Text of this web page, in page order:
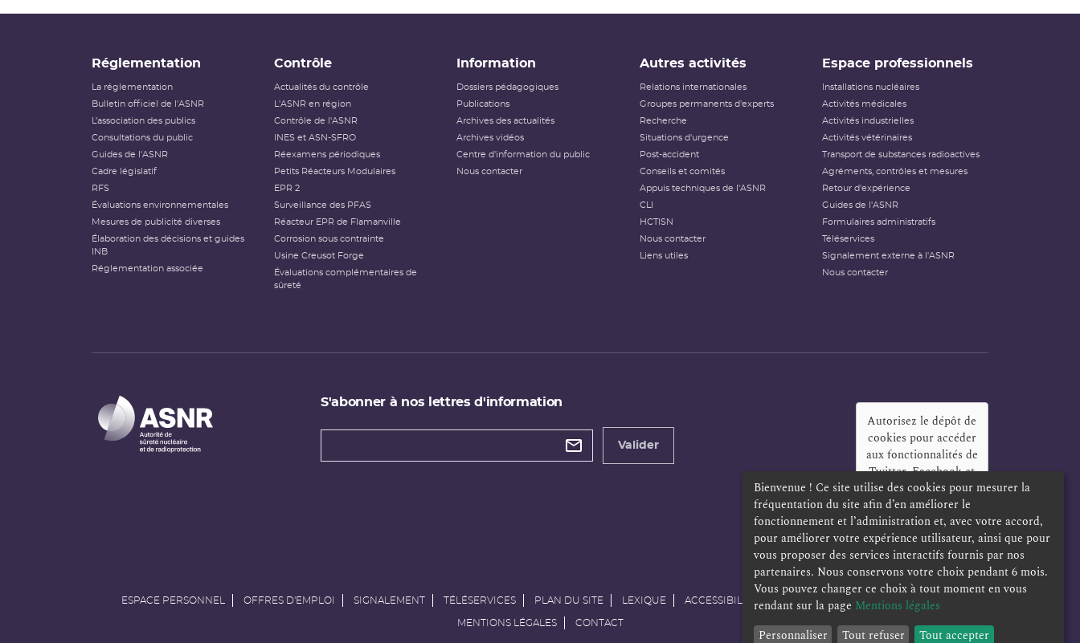
Réglementation
La réglementation
Bulletin officiel de l'ASNR
L’association des publics
Consultations du public
Guides de l'ASNR
Cadre législatif
RFS
Évaluations environnementales
Mesures de publicité diverses
Élaboration des décisions et guides
INB
Réglementation associée
Contrôle
Actualités du contrôle
L'ASNR en région
Contrôle de l'ASNR
INES et ASN-SFRO
Réexamens périodiques
Petits Réacteurs Modulaires
EPR 2
Surveillance des PFAS
Réacteur EPR de Flamanville
Corrosion sous contrainte
Usine Creusot Forge
Évaluations complémentaires de
sûreté
Information
Dossiers pédagogiques
Publications
Archives des actualités
Archives vidéos
Centre d'information du public
Nous contacter
Autres activités
Relations internationales
Groupes permanents d'experts
Recherche
Situations d'urgence
Post-accident
Conseils et comités
Appuis techniques de l'ASNR
CLI
HCTISN
Nous contacter
Liens utiles
Espace professionnels
Installations nucléaires
Activités médicales
Activités industrielles
Activités vétérinaires
Transport de substances radioactives
Agréments, contrôles et mesures
Retour d'expérience
Guides de l'ASNR
Formulaires administratifs
Téléservices
Signalement externe à l'ASNR
Nous contacter
S'abonner à nos lettres d'information
Types de
Valider
Autorisez le dépôt de
cookies pour accéder
aux fonctionnalités de
Twitter, Facebook et
LinkedIn?
Oui
Toujours
ESPACE PERSONNEL OFFRES D'EMPLOI SIGNALEMENT TÉLÉSERVICES PLAN DU SITE LEXIQUE ACCESSIBILITÉ POLITIQUE DE CONFIDENTIALITÉ
MENTIONS LÉGALES CONTACT
Bienvenue ! Ce site utilise des cookies pour mesurer la
fréquentation du site afin d’en améliorer le
fonctionnement et l’administration et, avec votre accord,
pour améliorer votre expérience utilisateur, ainsi que pour
vous proposer des services interactifs fournis par nos
partenaires. Nous conservons votre choix pendant 6 mois.
Vous pouvez changer ce choix à tout moment en vous
rendant sur la page Mentions légales
Personnaliser
Tout refuser Tout accepter